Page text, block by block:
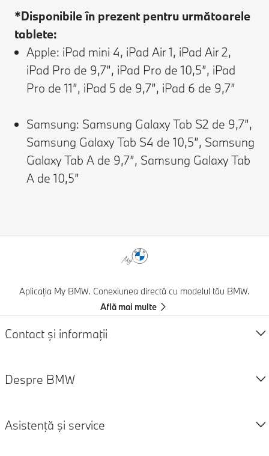
*Disponibile în prezent pentru următoarele
tablete:
Apple: iPad mini 4, iPad Air 1, iPad Air 2,
iPad Pro de 9,7”, iPad Pro de 10,5”, iPad
Pro de 11”, iPad 5 de 9,7”, iPad 6 de 9,7”
Samsung: Samsung Galaxy Tab S2 de 9,7”,
Samsung Galaxy Tab S4 de 10,5”, Samsung
Galaxy Tab A de 9,7”, Samsung Galaxy Tab
A de 10,5”